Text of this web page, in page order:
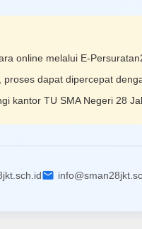
online melalui E-
dapat dipercepat
kantor TU SMA Negeri 28
email